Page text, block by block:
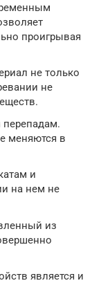
проигрывая
не только
не
перепадам.
меняются в
и
на нем не
из
является и